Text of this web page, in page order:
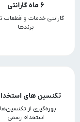
6 ماه گارانتی
گارانتی خدمات و قطعات
برندها
تکنسین های
بهره‌گیری از
استخدام رسمی